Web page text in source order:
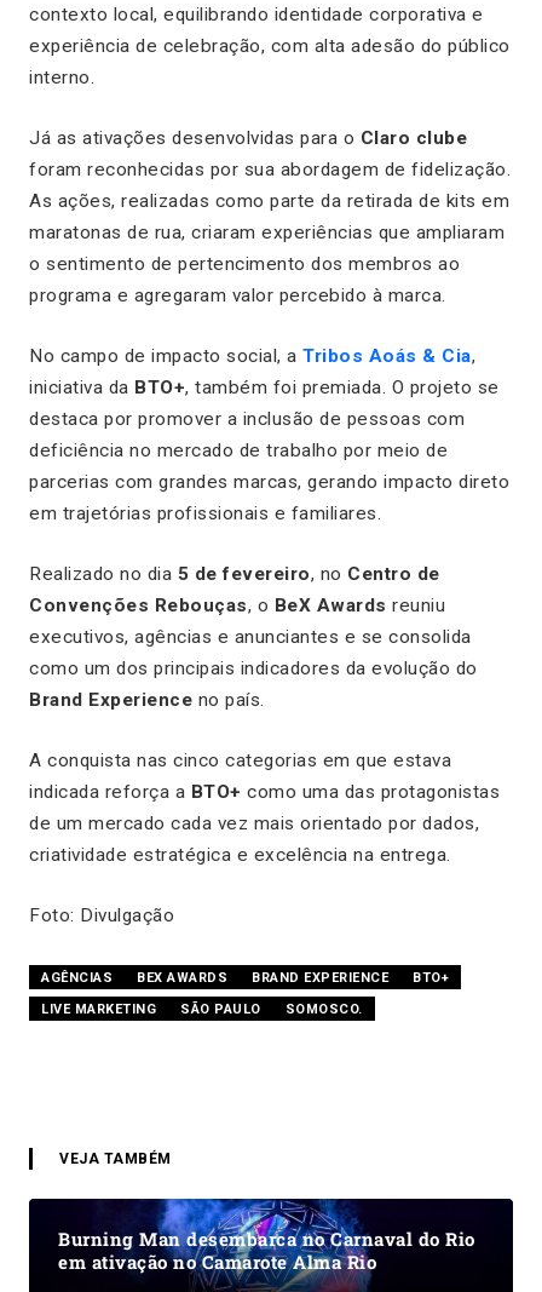
contexto local, equilibrando identidade corporativa e
experiência de celebração, com alta adesão do público
interno.
Já as ativações desenvolvidas para o Claro clube
foram reconhecidas por sua abordagem de fidelização.
As ações, realizadas como parte da retirada de kits em
maratonas de rua, criaram experiências que ampliaram
o sentimento de pertencimento dos membros ao
programa e agregaram valor percebido à marca.
No campo de impacto social, a Tribos Aoás & Cia,
iniciativa da BTO+, também foi premiada. O projeto se
destaca por promover a inclusão de pessoas com
deficiência no mercado de trabalho por meio de
parcerias com grandes marcas, gerando impacto direto
em trajetórias profissionais e familiares.
Realizado no dia 5 de fevereiro, no Centro de
Convenções Rebouças, o BeX Awards reuniu
executivos, agências e anunciantes e se consolida
como um dos principais indicadores da evolução do
Brand Experience no país.
A conquista nas cinco categorias em que estava
indicada reforça a BTO+ como uma das protagonistas
de um mercado cada vez mais orientado por dados,
criatividade estratégica e excelência na entrega.
Foto: Divulgação
AGÊNCIAS BEX AWARDS BRAND EXPERIENCE
BTO+
LIVE MARKETING
SÃO PAULO SOMOSCO.
VEJA TAMBÉM
Burning Man desembarca no Carnaval do Rio
em ativação no Camarote Alma Rio